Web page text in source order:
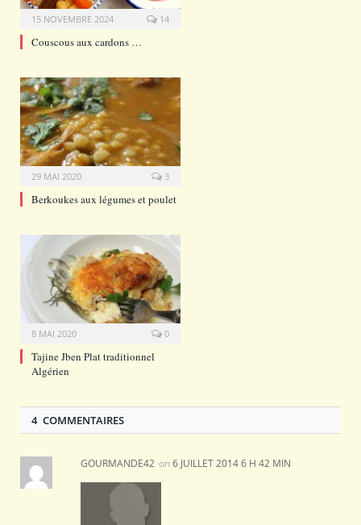
15 NOVEMBRE 2024 14
Couscous aux cardons …
29 MAI 2020 3
Berkoukes aux légumes et poulet
8 MAI 2020 0
Tajine Jben Plat traditionnel
Algérien
4 COMMENTAIRES
GOURMANDE42 on6 JUILLET 2014 6 H 42 MIN